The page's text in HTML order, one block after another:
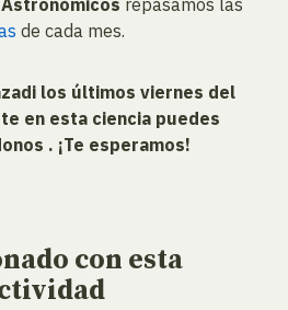
repasamos las
de cada mes.
los últimos viernes del
en esta ciencia puedes
. ¡Te esperamos!
con esta